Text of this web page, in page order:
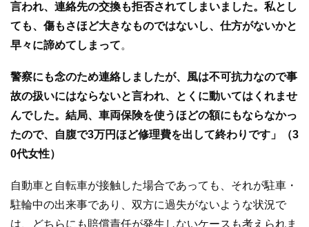
言われ、連絡先の交換も拒否されてしまいました。私とし
ても、傷もさほど大きなものではないし、仕方がないかと
早々に諦めてしまって。
警察にも念のため連絡しましたが、風は不可抗力なので事
故の扱いにはならないと言われ、とくに動いてはくれませ
んでした。結局、車両保険を使うほどの額にもならなかっ
たので、自腹で3万円ほど修理費を出して終わりです」（3
0代女性）
自動車と自転車が接触した場合であっても、それが駐車・
駐輪中の出来事であり、双方に過失がないような状況で
は、どちらにも賠償責任が発生しないケースも考えられま